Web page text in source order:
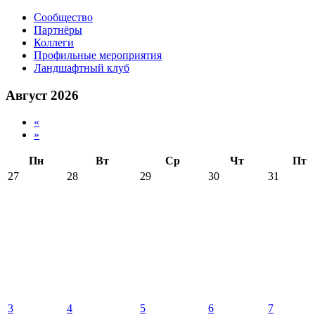
Сообщество
Партнёры
Коллеги
Профильные мероприятия
Ландшафтный клуб
Август 2026
«
»
Пн Вт Ср Чт
Пт
27
28 29 30 31
3 4 5 6 7